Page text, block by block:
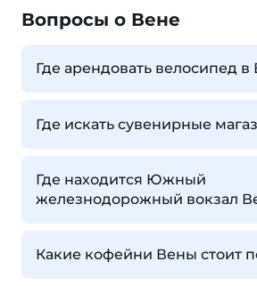
Вопросы о Вене
Где арендовать велосипед в
Где искать сувенирные
Где находится Южный
железнодорожный вокзал
Какие кофейни Вены стоит